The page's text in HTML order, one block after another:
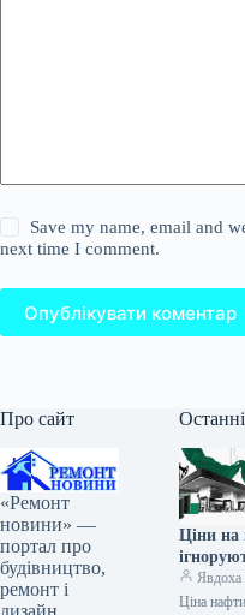
Save my name, email and
next time I comment.
Опублікувати коментар
Про сайт
«Ремонт
новини» —
портал про
будівництво,
ремонт і
дизайн
Ціни на
нафти
Явдоха
Ціна